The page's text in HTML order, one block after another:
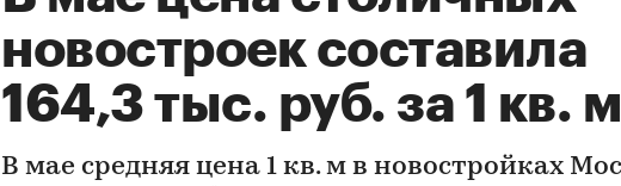
новостроек составила
164,3 тыс. руб. за 1 кв. м
В мае средняя цена 1 кв. м в новостройках